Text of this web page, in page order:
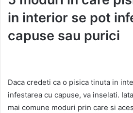
in interior se pot
capuse sau purici
Daca credeti ca o pisica tinuta in
infestarea cu capuse, va inselati.
mai comune moduri prin care si